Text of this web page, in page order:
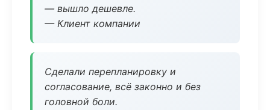
— вышло дешевле.
— Клиент компании
Сделали перепланировку и
согласование, всё законно и без
головной боли.